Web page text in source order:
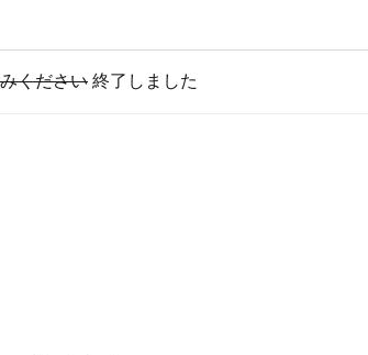
ください終了しました